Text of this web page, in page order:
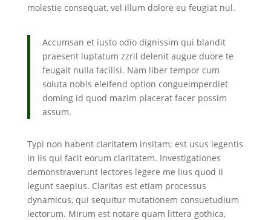
molestie consequat, vel illum dolore eu feugiat nul.
Accumsan et iusto odio dignissim qui blandit
praesent luptatum zzril delenit augue duore te
feugait nulla facilisi. Nam liber tempor cum
soluta nobis eleifend option congueimperdiet
doming id quod mazim placerat facer possim
assum.
Typi non habent claritatem insitam; est usus legentis
in iis qui facit eorum claritatem. Investigationes
demonstraverunt lectores legere me lius quod ii
legunt saepius. Claritas est etiam processus
dynamicus, qui sequitur mutationem consuetudium
lectorum. Mirum est notare quam littera gothica,